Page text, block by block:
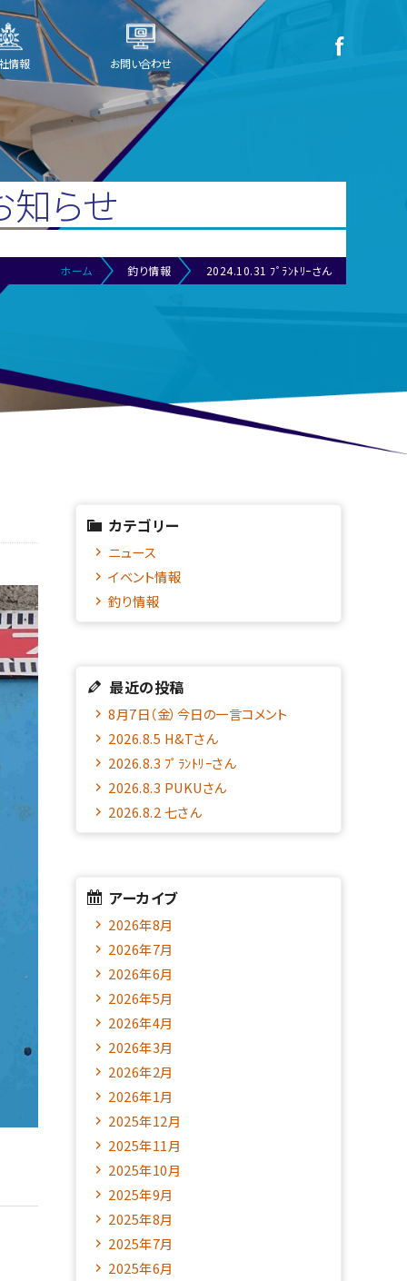
情報 お問い合わせ
知らせ
ホーム 釣り情報 2024.10.31 ﾌﾟﾗﾝﾄﾘｰさん
カテゴリー
ニュース
イベント情報
釣り情報
最近の投稿
8月7日（金）今日の一言コメント
2026.8.5 H&Tさん
2026.8.3 ﾌﾟﾗﾝﾄﾘｰさん
2026.8.3 PUKUさん
2026.8.2 七さん
アーカイブ
2026年8月
2026年7月
2026年6月
2026年5月
2026年4月
2026年3月
2026年2月
2026年1月
2025年12月
2025年11月
2025年10月
2025年9月
2025年8月
2025年7月
2025年6月